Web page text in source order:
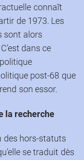
connaît
de 1973. Les
sont alors
dans ce
post-68 que
son essor.
la recherche
des hors-statuts
se traduit dès